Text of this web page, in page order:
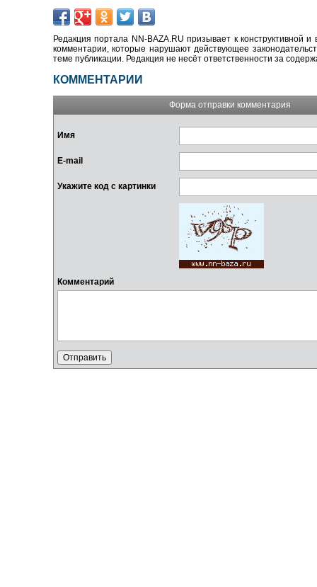
Редакция портала NN-BAZA.RU призывает к конструктивной
комментарии, которые нарушают действующее
теме публикации. Редакция не несёт ответственности за
КОММЕНТАРИИ
Форма отправки комментария
Имя
E-mail
Укажите код с картинки
Комментарий